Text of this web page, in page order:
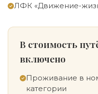
ЛФК «Движение-
В стоимость
включено
Проживание в
категории